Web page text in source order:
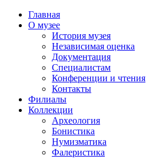
Главная
О музее
История музея
Независимая оценка
Документация
Специалистам
Конференции и чтения
Контакты
Филиалы
Коллекции
Археология
Бонистика
Нумизматика
Фалеристика